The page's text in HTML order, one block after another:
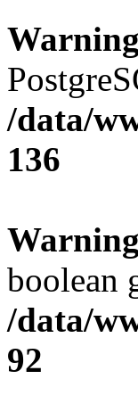
Warning
/data/
136
Warning
boolean
/data/
92